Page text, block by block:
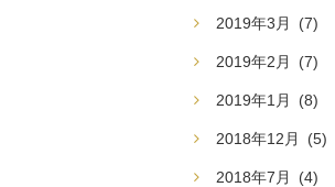
2019年3月 (7)
2019年2月 (7)
2019年1月 (8)
2018年12月 (5)
2018年7月 (4)